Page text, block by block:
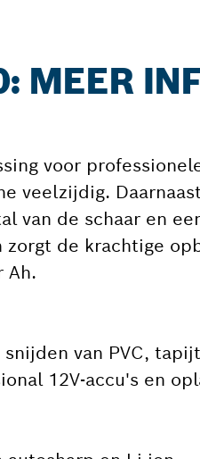
MEER
voor
veelzijdig.
van de schaar en
de krachtige
Ah.
van PVC,
12V-accu's en